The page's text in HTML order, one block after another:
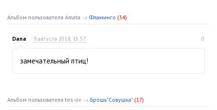
Альбом пользователя Amata → Фламинго (34)
Dana 9 августа 2018, 15:57 0
замечательный птиц!
Альбом пользователя tes-ov → Брошь"Совушка" (17)